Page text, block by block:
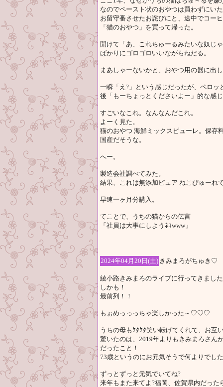
なのでペースト状のおやつは買わずにい
お留守番させたお詫びにと、途中でコー
「猫のおやつ」を買って帰った。
開けて「あ、これちゅーるみたいな奴じ
ばかりにゴロゴロいいながらねだる。
まあしゃーないかと、おやつ用の器に出
一瞬「え?」という感じだったが、ペロ
後「もーちょっとくださいよー」的な感
すごいなこれ。なんなんだこれ。
よーく見た。
猫のおやつ 海鮮ミックスピューレ。保存
国産だそうな。
へー。
製造会社調べてみた。
結果、これは無添加ピュア ねこぴゅーれ
早速一ヶ月分購入。
てことで、うちの猫からの伝言
「社員は大事にしようﾈｺwww」
2024年04月20日(土) きみまろがちゅき♡
綾小路きみまろのライブに行ってきまし
しかも！
最前列！！
もぉめっっっちゃ楽しかった～♡♡♡
うちの母もｹﾀｹﾀ笑い転げてくれて、お互
驚いたのは、2019年よりもきみまろさん
だったこと！
73歳というのにお元気そうで何よりでし
ずっとずっと元気でいてね?
来年もまた来てよ?福岡、佐賀県内だった